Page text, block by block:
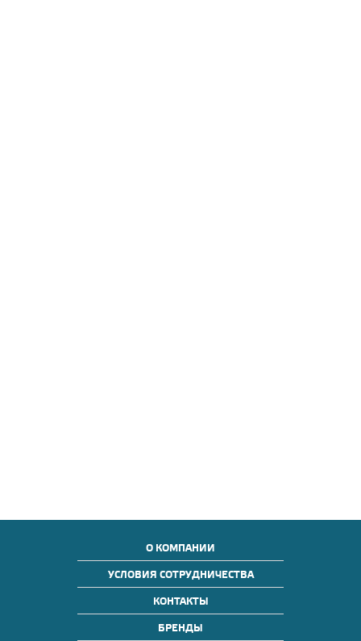
О КОМПАНИИ
УСЛОВИЯ СОТРУДНИЧЕСТВА
КОНТАКТЫ
БРЕНДЫ